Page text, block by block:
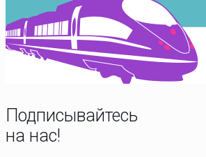
Подписывайтесь
на нас!